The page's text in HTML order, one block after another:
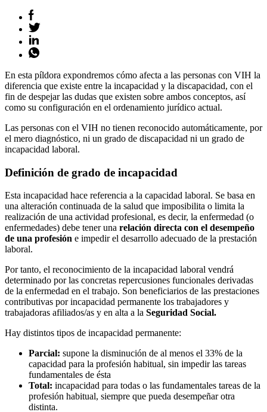
En esta píldora expondremos cómo afecta a las personas con VIH la
diferencia que existe entre la incapacidad y la discapacidad, con el
fin de despejar las dudas que existen sobre ambos conceptos, así
como su configuración en el ordenamiento jurídico actual.
Las personas con el VIH no tienen reconocido automáticamente, por
el mero diagnóstico, ni un grado de discapacidad ni un grado de
incapacidad laboral.
Definición de grado de incapacidad
Esta incapacidad hace referencia a la capacidad laboral. Se basa en
una alteración continuada de la salud que imposibilita o limita la
realización de una actividad profesional, es decir, la enfermedad (o
enfermedades) debe tener una relación directa con el desempeño
de una profesión e impedir el desarrollo adecuado de la prestación
laboral.
Por tanto, el reconocimiento de la incapacidad laboral vendrá
determinado por las concretas repercusiones funcionales derivadas
de la enfermedad en el trabajo. Son beneficiarios de las prestaciones
contributivas por incapacidad permanente los trabajadores y
trabajadoras afiliados/as y en alta a la Seguridad Social.
Hay distintos tipos de incapacidad permanente:
Parcial: supone la disminución de al menos el 33% de la
capacidad para la profesión habitual, sin impedir las tareas
fundamentales de ésta
Total: incapacidad para todas o las fundamentales tareas de la
profesión habitual, siempre que pueda desempeñar otra
distinta.